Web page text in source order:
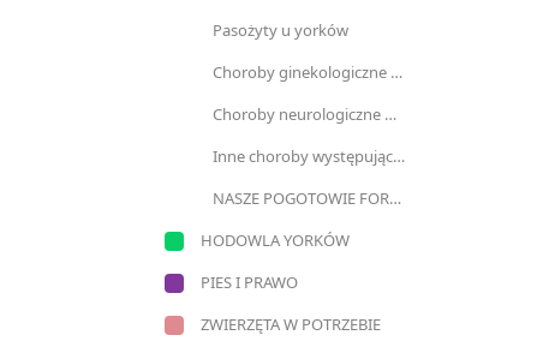
Pasożyty u yorków
Choroby ginekologiczne u yorków
Choroby neurologiczne u yorków
Inne choroby występujące u yorków
NASZE POGOTOWIE FORUMOWE
HODOWLA YORKÓW
PIES I PRAWO
ZWIERZĘTA W POTRZEBIE